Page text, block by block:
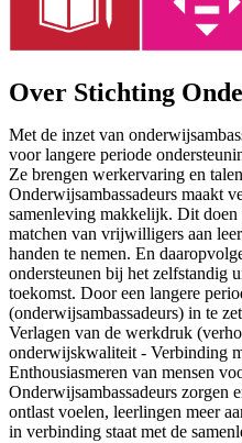
Over Stichting
Met de inzet van
voor langere periode
Ze brengen werkervaring en
Onderwijsambassadeurs maakt
samenleving makkelijk. Dit
matchen van vrijwilligers aan
handen te nemen. En
ondersteunen bij het zelfstandig
toekomst. Door een langere
(onderwijsambassadeurs) in te
Verlagen van de werkdruk
onderwijskwaliteit - Verbinding
Enthousiasmeren van mensen
Onderwijsambassadeurs zorgen
ontlast voelen, leerlingen meer
in verbinding staat met de